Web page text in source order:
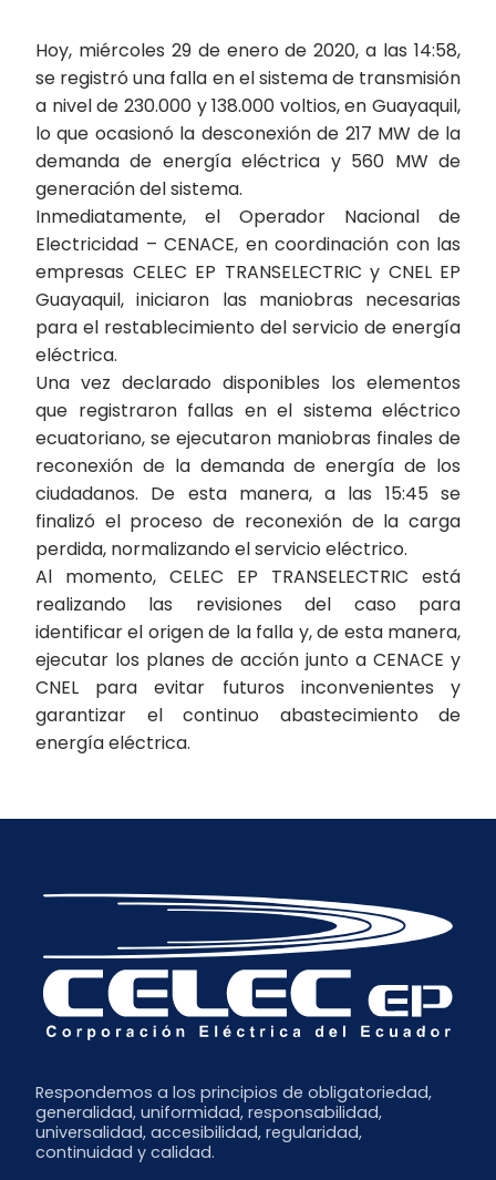
Hoy, miércoles 29 de enero de 2020, a las 14:58,
se registró una falla en el sistema de transmisión
a nivel de 230.000 y 138.000 voltios, en Guayaquil,
lo que ocasionó la desconexión de 217 MW de la
demanda de energía eléctrica y 560 MW de
generación del sistema.
Inmediatamente, el Operador Nacional de
Electricidad – CENACE, en coordinación con las
empresas CELEC EP TRANSELECTRIC y CNEL EP
Guayaquil, iniciaron las maniobras necesarias
para el restablecimiento del servicio de energía
eléctrica.
Una vez declarado disponibles los elementos
que registraron fallas en el sistema eléctrico
ecuatoriano, se ejecutaron maniobras finales de
reconexión de la demanda de energía de los
ciudadanos. De esta manera, a las 15:45 se
finalizó el proceso de reconexión de la carga
perdida, normalizando el servicio eléctrico.
Al momento, CELEC EP TRANSELECTRIC está
realizando las revisiones del caso para
identificar el origen de la falla y, de esta manera,
ejecutar los planes de acción junto a CENACE y
CNEL para evitar futuros inconvenientes y
garantizar el continuo abastecimiento de
energía eléctrica.
Respondemos a los principios de obligatoriedad,
generalidad, uniformidad, responsabilidad,
universalidad, accesibilidad, regularidad,
continuidad y calidad.